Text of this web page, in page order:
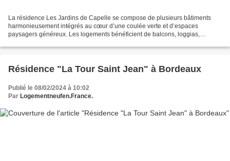
La résidence Les Jardins de Capelle se compose de plusieurs bâtiments
harmonieusement intégrés au cœur d’une coulée verte et d’espaces
paysagers généreux. Les logements bénéficient de balcons, loggias,
Résidence "La Tour Saint Jean" à Bordeaux
Publié le 08/02/2024 à 10:02
Par Logementneufen.France.